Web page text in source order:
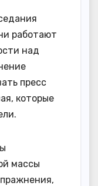
работают
над
пресс
которые
массы